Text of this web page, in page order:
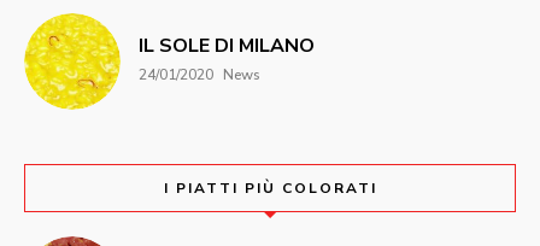
IL SOLE DI MILANO
24/01/2020 News
I PIATTI PIÙ COLORATI